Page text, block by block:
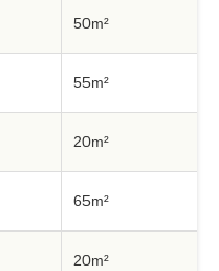
50m²
55m²
20m²
65m²
20m²